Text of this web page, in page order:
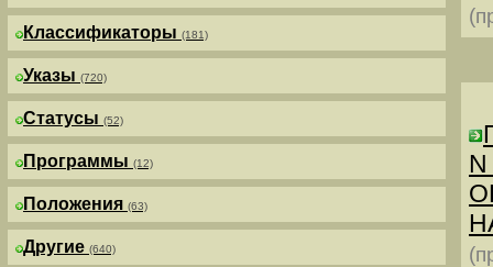
Классификаторы (181)
Указы (720)
Статусы (52)
Программы (12)
Положения (63)
Другие (640)